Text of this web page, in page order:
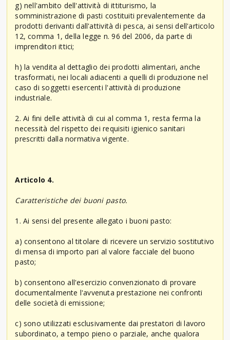
g) nell'ambito dell'attività di ittiturismo, la
somministrazione di pasti costituiti prevalentemente da
prodotti derivanti dall'attività di pesca, ai sensi dell'articolo
12, comma 1, della legge n. 96 del 2006, da parte di
imprenditori ittici;
h) la vendita al dettaglio dei prodotti alimentari, anche
trasformati, nei locali adiacenti a quelli di produzione nel
caso di soggetti esercenti l'attività di produzione
industriale.
2. Ai fini delle attività di cui al comma 1, resta ferma la
necessità del rispetto dei requisiti igienico sanitari
prescritti dalla normativa vigente.
Articolo 4.
Caratteristiche dei buoni pasto.
1. Ai sensi del presente allegato i buoni pasto:
a) consentono al titolare di ricevere un servizio sostitutivo
di mensa di importo pari al valore facciale del buono
pasto;
b) consentono all'esercizio convenzionato di provare
documentalmente l'avvenuta prestazione nei confronti
delle società di emissione;
c) sono utilizzati esclusivamente dai prestatori di lavoro
subordinato, a tempo pieno o parziale, anche qualora